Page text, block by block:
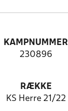
KAMPNUMMER
230896
RÆKKE
KS Herre 21/22